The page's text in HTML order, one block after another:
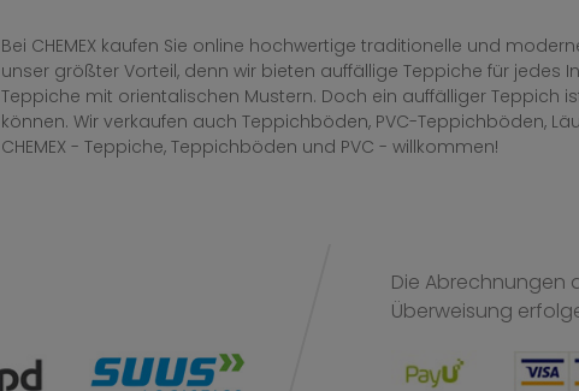
Bei CHEMEX kaufen Sie online hochwertige traditionelle und
unser größter Vorteil, denn wir bieten auffällige Teppiche für jedes
Teppiche mit orientalischen Mustern. Doch ein auffälliger Teppich
können. Wir verkaufen auch Teppichböden, PVC-Teppichböden,
CHEMEX - Teppiche, Teppichböden und PVC - willkommen!
Die Abrechnungen
Überweisung